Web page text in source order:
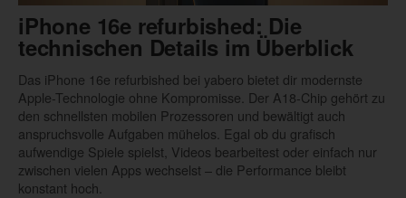
iPhone 16e refurbished: Die
technischen Details im Überblick
Das iPhone 16e refurbished bei yabero bietet dir modernste
Apple-Technologie ohne Kompromisse. Der A18-Chip gehört zu
den schnellsten mobilen Prozessoren und bewältigt auch
anspruchsvolle Aufgaben mühelos. Egal ob du grafisch
aufwendige Spiele spielst, Videos bearbeitest oder einfach nur
zwischen vielen Apps wechselst – die Performance bleibt
konstant hoch.